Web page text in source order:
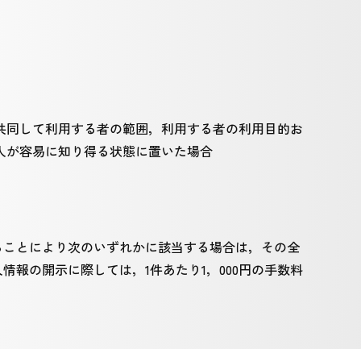
して利用する者の範囲，利用する者の利用目的お
容易に知り得る状態に置いた場合
とにより次のいずれかに該当する場合は，その全
報の開示に際しては，1件あたり1，000円の手数料